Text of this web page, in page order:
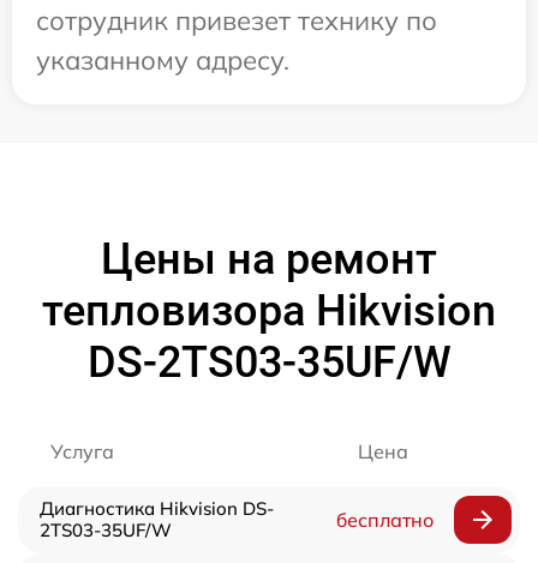
сотрудник привезет технику по
указанному адресу.
Цены на ремонт
тепловизора Hikvision
DS-2TS03-35UF/W
Услуга Цена
Диагностика Hikvision DS-
2TS03-35UF/W
бесплатно